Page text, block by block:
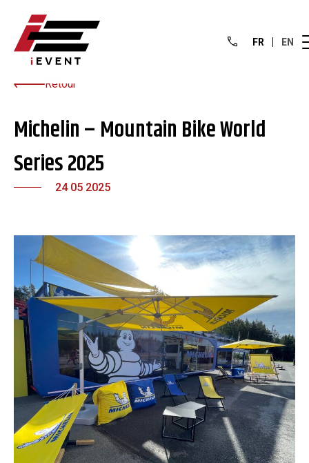
FR EN
Retour
Michelin – Mountain Bike World
Series 2025
24 05 2025